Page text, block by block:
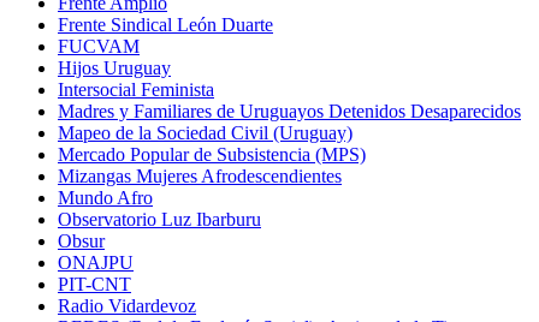
Frente Sindical León Duarte
FUCVAM
Hijos Uruguay
Intersocial Feminista
Madres y Familiares de Uruguayos Detenidos Desaparecidos
Mapeo de la Sociedad Civil (Uruguay)
Mercado Popular de Subsistencia (MPS)
Mizangas Mujeres Afrodescendientes
Mundo Afro
Observatorio Luz Ibarburu
Obsur
ONAJPU
PIT-CNT
Radio Vidardevoz